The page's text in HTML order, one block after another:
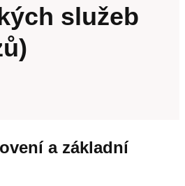
služeb
a základní